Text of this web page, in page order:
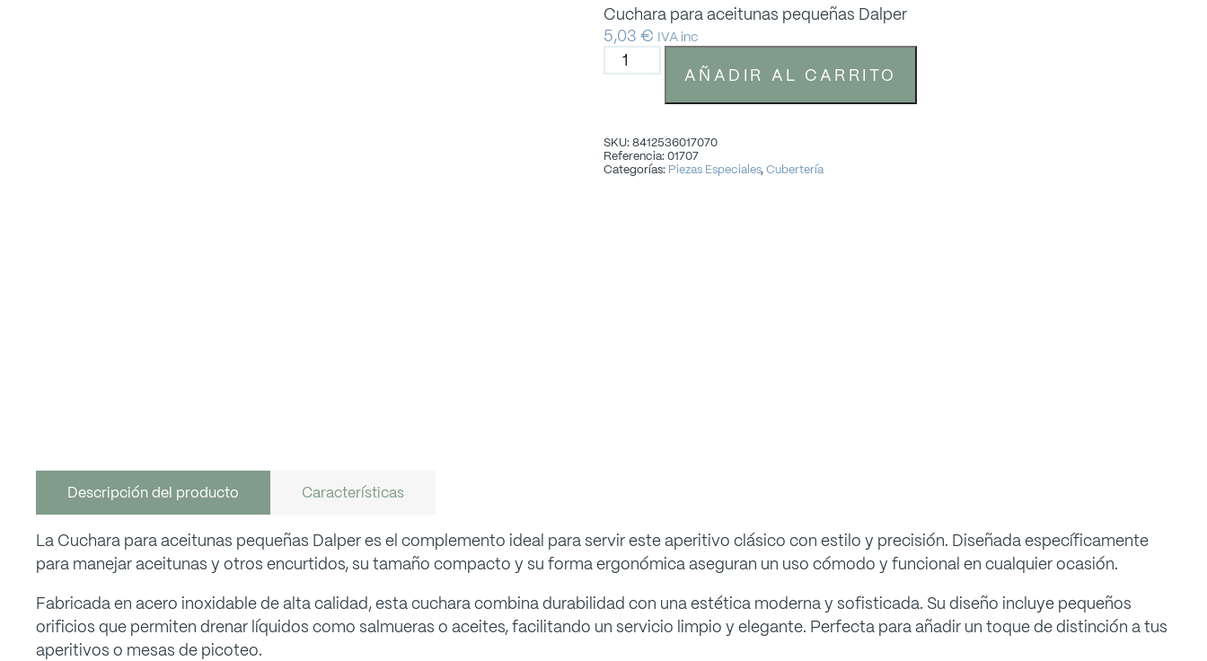
Cuchara para aceitunas pequeñas Dalper
5,03 € IVA inc
AÑADIR AL CARRITO
SKU: 8412536017070
Referencia: 01707
Categorías: Piezas Especiales,Cubertería
Descripción del producto Características
La Cuchara para aceitunas pequeñas Dalper es el complemento ideal para servir este aperitivo clásico con estilo y precisión. Diseñada específicamente
para manejar aceitunas y otros encurtidos, su tamaño compacto y su forma ergonómica aseguran un uso cómodo y funcional en cualquier ocasión.
Fabricada en acero inoxidable de alta calidad, esta cuchara combina durabilidad con una estética moderna y sofisticada. Su diseño incluye pequeños
orificios que permiten drenar líquidos como salmueras o aceites, facilitando un servicio limpio y elegante. Perfecta para añadir un toque de distinción a tus
aperitivos o mesas de picoteo.